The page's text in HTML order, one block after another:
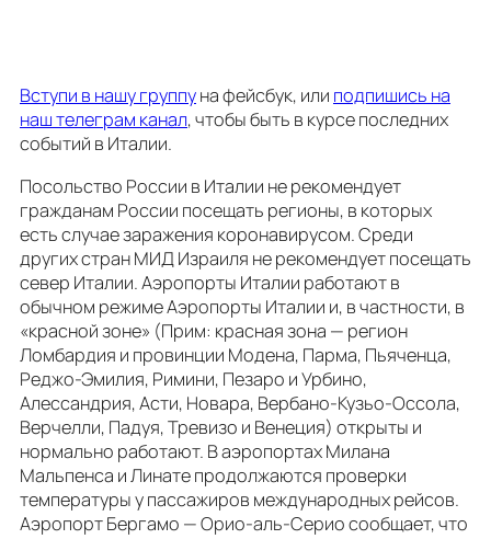
Вступи в нашу группуна фейсбук, или подпишись на
наш телеграм канал, чтобы быть в курсе последних
событий в Италии.
Посольство России в Италии не рекомендует
гражданам России посещать регионы, в которых
есть случае заражения коронавирусом. Сpеди
других стран МИД Израиля не рекомендует посещать
север Италии. Аэропорты Италии работают в
обычном режиме Аэропорты Италии и, в частности, в
«красной зоне» (Прим: красная зона — регион
Ломбардия и провинции Модена, Парма, Пьяченца,
Реджо-Эмилия, Римини, Пезаро и Урбино,
Алессандрия, Асти, Новара, Вербано-Кузьо-Оссола,
Верчелли, Падуя, Тревизо и Венеция) открыты и
нормально работают. В аэропортах Милана
Мальпенса и Линате продолжаются проверки
температуры у пассажиров международных рейсов.
Аэропорт Бергамо — Орио-аль-Серио сообщает, что